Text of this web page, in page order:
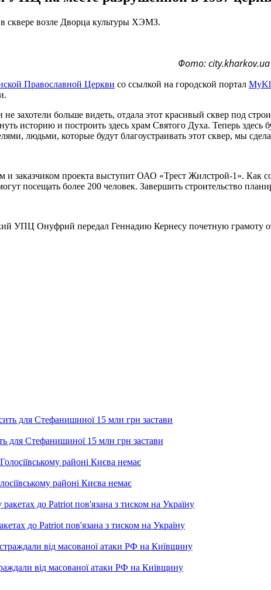
сквере возле Дворца культуры ХЭМЗ.
Фото: city.kharkov.ua
Православной Церкви со ссылкой на городской портал
захотели больше видеть, отдала этот красивый сквер под
историю и построить здесь храм Святого Духа. Теперь здесь
людьми, которые будут благоустраивать этот сквер, мы
и заказчиком проекта выступит ОАО «Трест Жилстрой-1». Как
посещать более 200 человек. Завершить строительство
УПЦ Онуфрий передал Геннадию Кернесу почетную
для Стефанишиної 15 млн грн застави
районі Києва немає
до Patriot пов'язана з тиском на Україну
від масованої атаки РФ на Київщину